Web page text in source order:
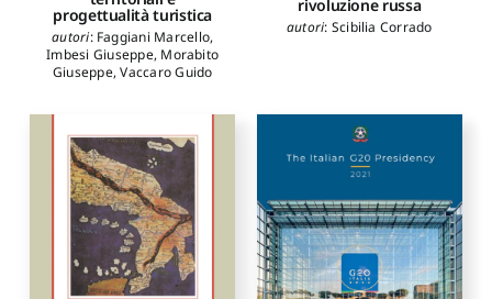
progettualità turistica
autori: Faggiani Marcello,
Imbesi Giuseppe, Morabito
Giuseppe,Vaccaro Guido
rivoluzione russa
autori: Scibilia Corrado